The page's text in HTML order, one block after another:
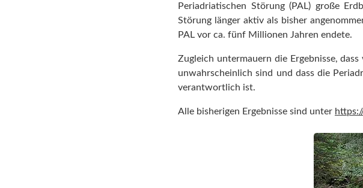
Periadriatischen Störung (PAL) große
Störung länger aktiv als bisher
PAL vor ca. fünf Millionen Jahren endete.
Zugleich untermauern die Ergebnisse,
unwahrscheinlich sind und dass die
verantwortlich ist.
Alle bisherigen Ergebnisse sind unter